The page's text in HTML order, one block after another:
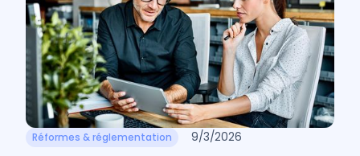
Réformes & réglementation 9/3/2026